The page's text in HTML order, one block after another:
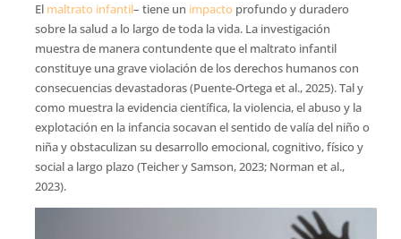
El maltrato infantil– tiene un impacto profundo y duradero
sobre la salud a lo largo de toda la vida. La investigación
muestra de manera contundente que el maltrato infantil
constituye una grave violación de los derechos humanos con
consecuencias devastadoras (Puente-Ortega et al., 2025). Tal y
como muestra la evidencia científica, la violencia, el abuso y la
explotación en la infancia socavan el sentido de valía del niño o
niña y obstaculizan su desarrollo emocional, cognitivo, físico y
social a largo plazo (Teicher y Samson, 2023; Norman et al.,
2023).